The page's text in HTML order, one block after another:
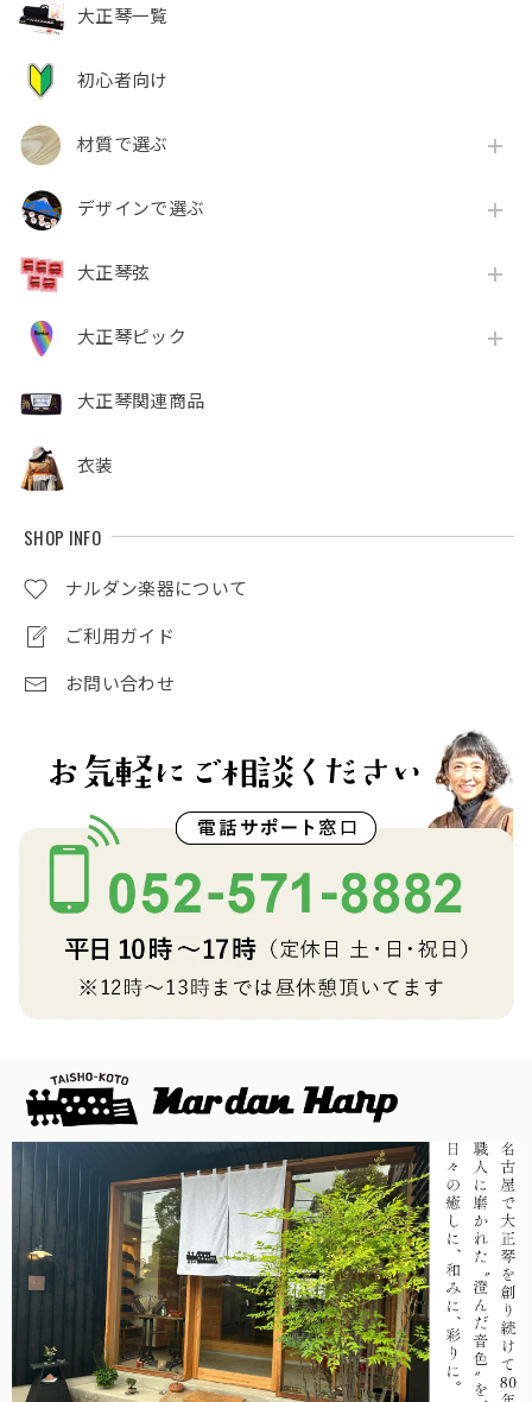
大正琴一覧
初心者向け
材質で選ぶ
デザインで選ぶ
大正琴弦
大正琴ピック
大正琴関連商品
衣装
SHOP INFO
ナルダン楽器について
ご利用ガイド
お問い合わせ